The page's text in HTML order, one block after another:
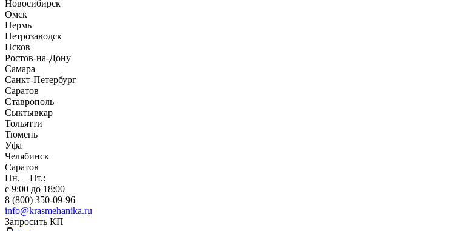
Новосибирск
Омск
Пермь
Петрозаводск
Псков
Ростов-на-Дону
Самара
Санкт-Петербург
Саратов
Ставрополь
Сыктывкар
Тольятти
Тюмень
Уфа
Челябинск
Саратов
Пн. – Пт.:
с 9:00 до 18:00
8 (800) 350-09-96
info@krasmehanika.ru
Запросить КП